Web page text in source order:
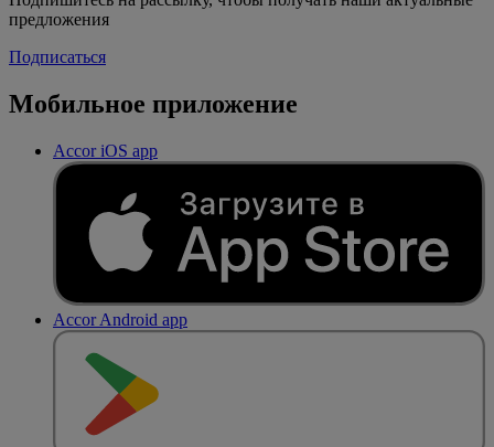
предложения
Подписаться
Мобильное приложение
Accor iOS app
Accor Android app